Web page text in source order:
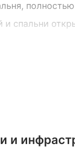
и спальни
только
и